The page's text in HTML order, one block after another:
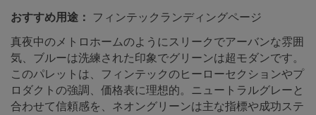
おすすめ用途：
フィンテックランディングページ
真夜中のメトロホームのようにスリークでアーバンな雰囲
気、ブルーは洗練された印象でグリーンは超モダンです。
このパレットは、フィンテックのヒーローセクションやプ
ロダクトの強調、価格表に理想的。ニュートラルグレーと
合わせて信頼感を、ネオングリーンは主な指標や成功ステ